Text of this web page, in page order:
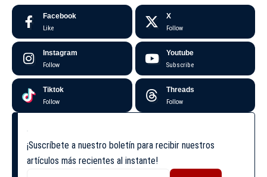
Facebook
Like
X
Follow
Instagram
Follow
Youtube
Subscribe
Tiktok
Follow
Threads
Follow
¡Suscríbete a nuestro boletín para recibir nuestros
artículos más recientes al instante!